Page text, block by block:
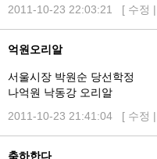
2011-10-23 22:03:21 [ 수정 |
억원오리알
서울시장 박원순 당선학정
나억원 낙동강 오리알
2011-10-23 21:41:04 [ 수정 |
축하한다